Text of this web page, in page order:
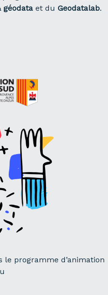
géodata et du Geodatalab.
le programme d’animation